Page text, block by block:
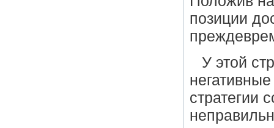
позиции
У этой
стратегии